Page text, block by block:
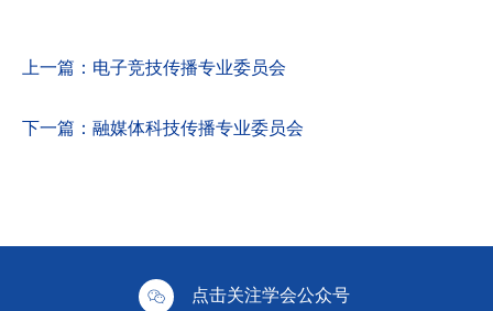
上一篇： 电子竞技传播专业委员会
下一篇： 融媒体科技传播专业委员会
点击关注学会公众号